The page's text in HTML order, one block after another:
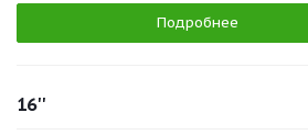
Подробнее
16''